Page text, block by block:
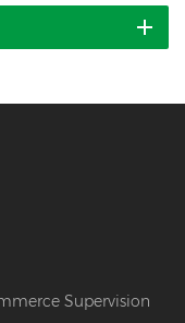
Supervision